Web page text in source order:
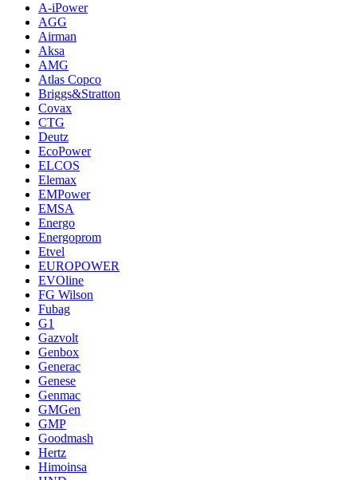
A-iPower
AGG
Airman
Aksa
AMG
Atlas Copco
Briggs&Stratton
Covax
CTG
Deutz
EcoPower
ELCOS
Elemax
EMPower
EMSA
Energo
Energoprom
Etvel
EUROPOWER
EVOline
FG Wilson
Fubag
G1
Gazvolt
Genbox
Generac
Genese
Genmac
GMGen
GMP
Goodmash
Hertz
Himoinsa